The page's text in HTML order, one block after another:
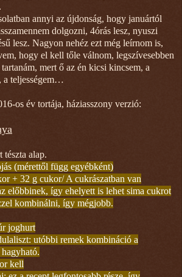
annyi az újdonság, hogy januártól
dolgozni, 4órás lesz, nyuszi
lesz. Nagyon nehéz ezt még leírnom is,
hogy el kell tőle válnom, legszívesebben
mert ő az én kicsi kincsem, a
a teljességem…
os év tortája, háziasszony verzió:
tészta alap.
(mérettől függ egyébként)
+ 32 g cukor/ A cukrászatban van
előbbinek, így ehelyett is lehet sima cukrot
kombinálni, így mégjobb.
joghurt
utóbbi remek kombináció a
kell